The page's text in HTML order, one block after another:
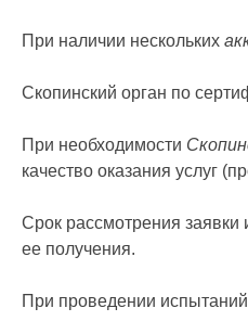
При наличии нескольких
Скопинский орган по
При необходимости
качество оказания услуг
Срок рассмотрения заявки
ее получения.
При проведении испытаний